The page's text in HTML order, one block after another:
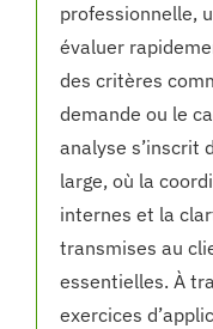
professionnelle,
évaluer
des critères
demande ou le
analyse s’inscrit
large, où la
internes et la
transmises au
essentielles. À
exercices